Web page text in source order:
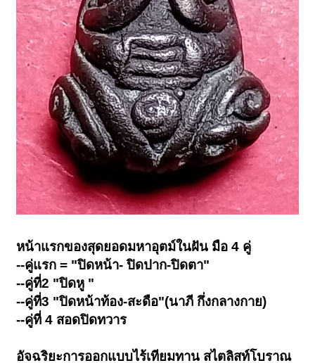
หน้าแรกของสุดยอดมหาอุตม์ในฝัน มือ 4 คู่
--คู่แรก = "ปิดหน้า- ปิดปาก-ปิดตา"
--คู่ที่2 "ปิดหู "
--คู่ที่3 "ปิดหน้าท้อง-สะดือ"(นาภี กึ่งกลางกาย)
--คู่ที่ 4 สอดปิดทวาร
อัจฉริยะการออกแบบไร้เทียมทาน สไตลิสท์โบราณ